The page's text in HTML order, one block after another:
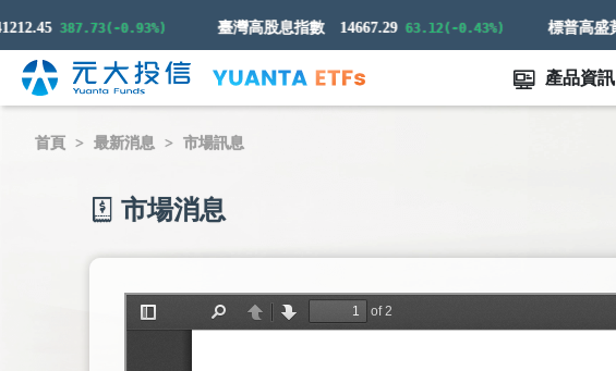
387.73(-0.93%) 臺灣高股息指數 14667.29 63.12(-0.43%)
產品資訊
首頁 最新消息 市場訊息
市場消息